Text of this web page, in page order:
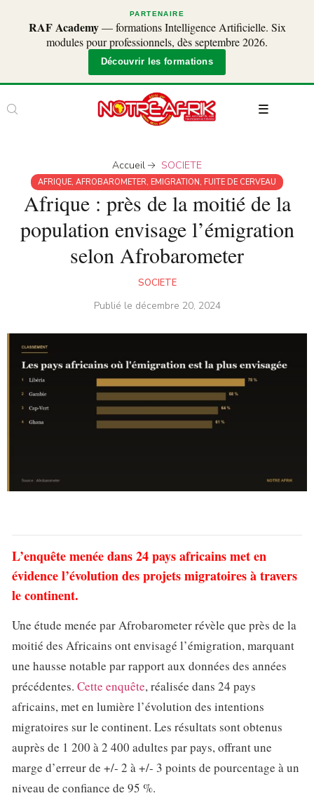
PARTENAIRE
RAF Academy— formations Intelligence Artificielle. Six
modules pour professionnels, dès septembre 2026.
Découvrir les formations
Accueil SOCIETE
AFRIQUE, AFROBAROMETER, EMIGRATION, FUITE DE CERVEAU
Afrique : près de la moitié de la
population envisage l’émigration
selon Afrobarometer
SOCIETE
Publié le décembre 20, 2024
L’enquête menée dans 24 pays africains met en
évidence l’évolution des projets migratoires à travers
le continent.
Une étude menée par Afrobarometer révèle que près de la
moitié des Africains ont envisagé l’émigration, marquant
une hausse notable par rapport aux données des années
précédentes. Cette enquête, réalisée dans 24 pays
africains, met en lumière l’évolution des intentions
migratoires sur le continent. Les résultats sont obtenus
auprès de 1 200 à 2 400 adultes par pays, offrant une
marge d’erreur de +/- 2 à +/- 3 points de pourcentage à un
niveau de confiance de 95 %.